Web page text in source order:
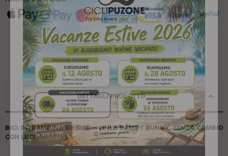
DETTAGLI PRODOTTO
BICI DA BAMBINA BB20SC – LINEA BAMBY BUNNY, SENZA CAMBIO
CON LUCI